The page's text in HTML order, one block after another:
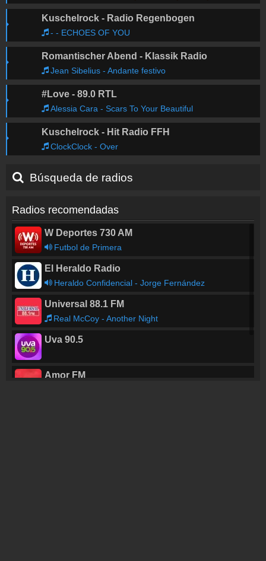
Kuschelrock - Radio Regenbogen
- - ECHOES OF YOU
Romantischer Abend - Klassik Radio
Jean Sibelius - Andante festivo
#Love - 89.0 RTL
Alessia Cara - Scars To Your Beautiful
Kuschelrock - Hit Radio FFH
ClockClock - Over
Búsqueda de radios
Radios recomendadas
W Deportes 730 AM
Futbol de Primera
El Heraldo Radio
Heraldo Confidencial - Jorge Fernández
Universal 88.1 FM
Real McCoy - Another Night
Uva 90.5
Amor FM